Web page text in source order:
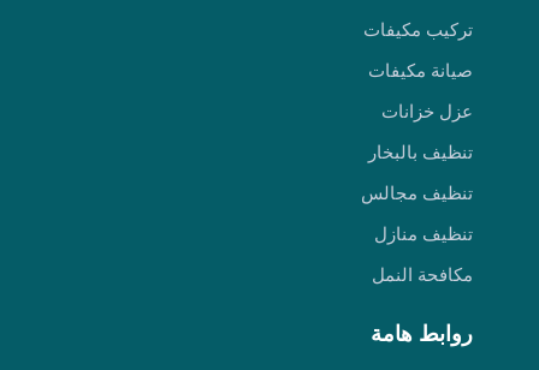
تركيب مكيفات
صيانة مكيفات
عزل خزانات
تنظيف بالبخار
تنظيف مجالس
تنظيف منازل
مكافحة النمل
روابط هامة